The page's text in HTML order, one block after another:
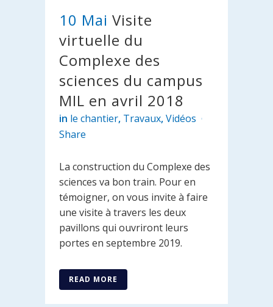
10 Mai Visite
virtuelle du
Complexe des
sciences du campus
MIL en avril 2018
in le chantier, Travaux,Vidéos
Share
La construction du Complexe des
sciences va bon train. Pour en
témoigner, on vous invite à faire
une visite à travers les deux
pavillons qui ouvriront leurs
portes en septembre 2019.
READ MORE